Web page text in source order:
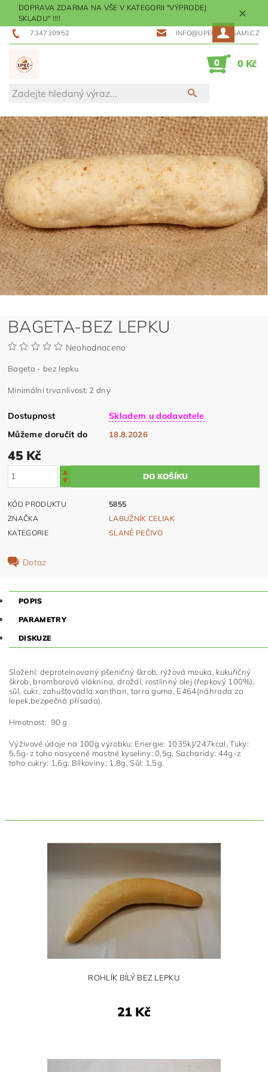
DOPRAVA ZDARMA NA VŠE V KATEGORII "VÝPRODEJ
SKLADU" !!!!
734730952 INFO@UPECMESISAMI.CZ
0 0 Kč
BAGETA-BEZ LEPKU
Neohodnoceno
Bageta - bez lepku
Minimální trvanlivost: 2 dny
Dostupnost
Skladem u dodavatele
Můžeme doručit do
18.8.2026
45 Kč
KÓD PRODUKTU
5855
ZNAČKA
LABUŽNÍK CELIAK
KATEGORIE
SLANÉ PEČIVO
Dotaz
POPIS
PARAMETRY
DISKUZE
Složení: deproteinovaný pšeničný škrob, rýžová mouka, kukuřičný
škrob, bramborová vláknina, droždí, rostlinný olej (řepkový 100%),
sůl, cukr, zahušťovadla:xanthan, tarra guma, E464(náhrada za
lepek,bezpečná přísada).
Hmotnost: 90 g
Výživové údaje na 100g výrobku: Energie: 1035kJ/247kcal, Tuky:
5,5g-z toho nasycené mastné kyseliny: 0,5g, Sacharidy: 44g-z
toho cukry: 1,6g, Bílkoviny: 1,8g, Sůl: 1,5g.
ROHLÍK BÍLÝ BEZ LEPKU
21 Kč